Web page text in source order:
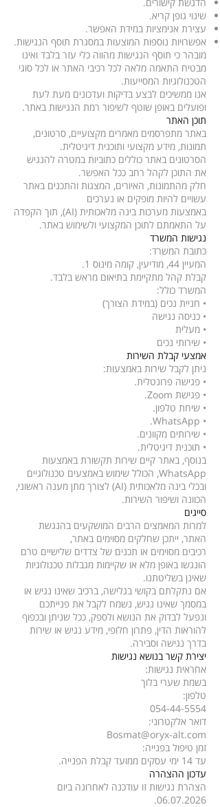
שינוי גופן קריא.
עצירת אנימציות במידת האפשר.
אפשרויות נוספות המוצעות במסגרת תוסף הנגישות.
מובהר כי תוסף הנגישות מהווה כלי עזר בלבד ואינו
מבטיח התאמה מלאה לכל רכיבי האתר או לכל סוגי
הטכנולוגיות המסייעות.
אנו ממשיכים לבצע בדיקות ועדכונים מעת לעת
ופועלים באופן שוטף לשיפור רמת הנגישות באתר.
תוכן האתר
באתר מתפרסמים מאמרים מקצועיים, סרטונים,
תמונות, מידע מקצועי ותוכנית דיגיטלית.
הסרטונים באתר כוללים כתוביות במטרה להנגיש
את התוכן לקהל רחב ככל האפשר.
חלק מהתמונות, האיורים, המצגות והתכנים באתר
עשויים להיות מופקים או נערכים
באמצעות מערכות בינה מלאכותית (AI), תוך הקפדה
על התאמתם לתוכן המקצועי ולשימוש באתר.
נגישות המשרד
כתובת המשרד:
המעיין 44, מודיעין, קומה מינוס 1.
קבלת קהל מתקיימת בתיאום מראש בלבד.
המשרד כולל:
• חניית נכים (במידת הצורך)
• כניסה נגישה
• מעלית
• שירותי נכים
אמצעי קבלת השירות
ניתן לקבל שירות באמצעות:
• פגישה פרונטלית.
• פגישת Zoom.
• שיחת טלפון.
• WhatsApp.
• שירותים מקוונים.
• תוכנית דיגיטלית.
בנוסף, באתר קיים שירות תקשורת באמצעות
WhatsApp, הכולל שימוש באמצעים טכנולוגיים
ובכלי בינה מלאכותית (AI) לצורך מתן מענה ראשוני,
הכוונה ושיפור השירות.
סייגים
למרות המאמצים הרבים המושקעים בהנגשת
האתר, ייתכן שחלקים מסוימים באתר,
רכיבים מסוימים או תכנים של צדדים שלישיים טרם
הונגשו באופן מלא או שקיימות מגבלות טכנולוגיות
שאינן בשליטתנו.
אם נתקלתם בקושי בגלישה, ברכיב שאינו נגיש או
במסמך שאינו נגיש, נשמח לקבל את פנייתכם
ונפעל לבדוק את הנושא ולספק, ככל שניתן ובכפוף
להוראות הדין, פתרון חלופי, מידע נגיש או שירות
בדרך נגישה וסבירה.
יצירת קשר בנושא נגישות
אחראית נגישות:
בשמת שערי בלוך
טלפון:
054-44-5554
דואר אלקטרוני:
Bosmat@oryx-alt.com
זמן טיפול בפנייה:
עד 14 ימי עסקים ממועד קבלת הפנייה.
עדכון ההצהרה
הצהרת נגישות זו עודכנה לאחרונה ביום
06.07.2026
.